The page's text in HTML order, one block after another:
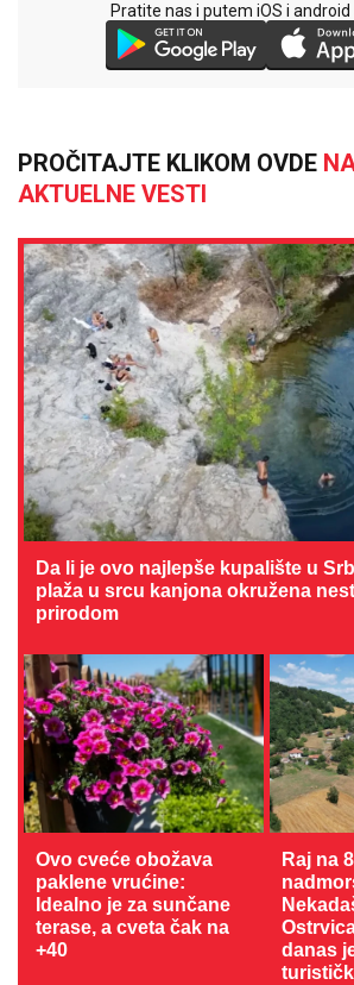
Pratite nas i putem iOS i android
PROČITAJTE KLIKOM OVDE
AKTUELNE VESTI
Da li je ovo najlepše kupalište u
plaža u srcu kanjona okružena
prirodom
Ovo cveće obožava
paklene vrućine:
Idealno je za sunčane
terase, a cveta čak na
+40
Raj na
danas